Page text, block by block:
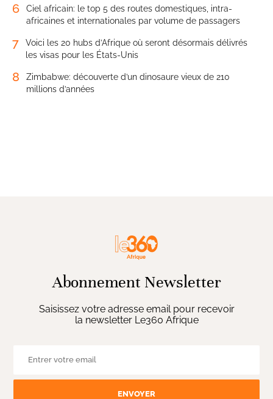
6
Ciel africain: le top 5 des routes domestiques, intra-
africaines et internationales par volume de passagers
7
Voici les 20 hubs d’Afrique où seront désormais délivrés
les visas pour les États-Unis
8
Zimbabwe: découverte d’un dinosaure vieux de 210
millions d’années
Abonnement Newsletter
Saisissez votre adresse email pour recevoir
la newsletter Le360 Afrique
ENVOYER